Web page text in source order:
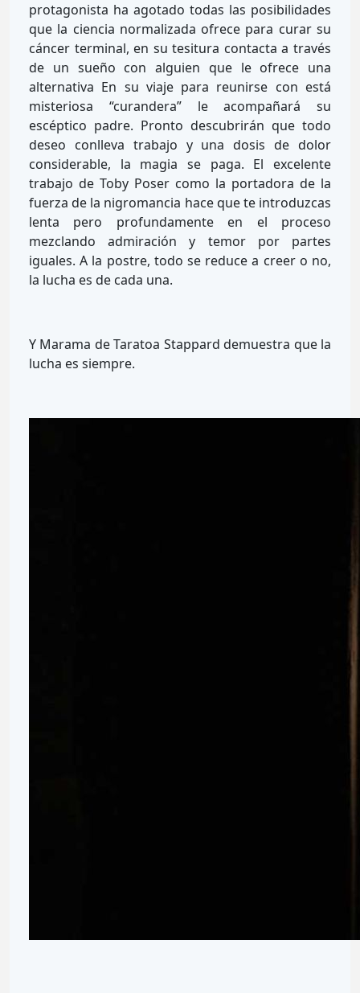
protagonista ha agotado todas las posibilidades
que la ciencia normalizada ofrece para curar su
cáncer terminal, en su tesitura contacta a través
de un sueño con alguien que le ofrece una
alternativa En su viaje para reunirse con está
misteriosa “curandera” le acompañará su
escéptico padre. Pronto descubrirán que todo
deseo conlleva trabajo y una dosis de dolor
considerable, la magia se paga. El excelente
trabajo de Toby Poser como la portadora de la
fuerza de la nigromancia hace que te introduzcas
lenta pero profundamente en el proceso
mezclando admiración y temor por partes
iguales. A la postre, todo se reduce a creer o no,
la lucha es de cada una.
Y Marama de Taratoa Stappard demuestra que la
lucha es siempre.